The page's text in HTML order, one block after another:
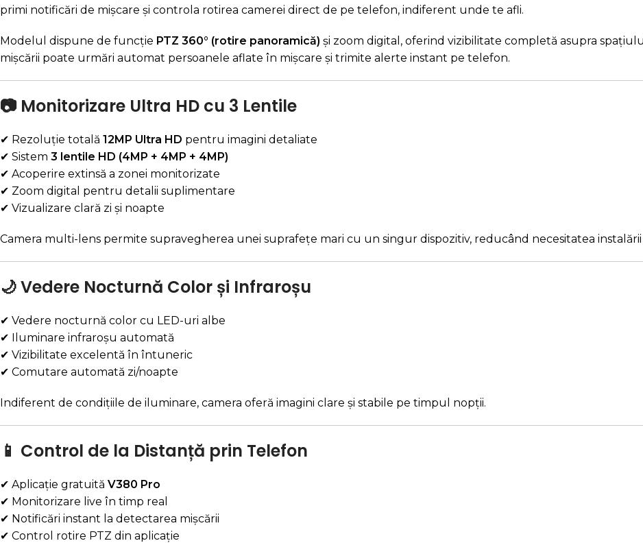
primi notificări de mișcare și controla rotirea camerei direct de pe telefon, indiferent unde te afli.
Modelul dispune de funcție PTZ 360° (rotire panoramică) și zoom digital, oferind vizibilitate completă asupra
mișcării poate urmări automat persoanele aflate în mișcare și trimite alerte instant pe telefon.
📷 Monitorizare Ultra HD cu 3 Lentile
✔ Rezoluție totală 12MP Ultra HD pentru imagini detaliate
✔ Sistem 3 lentile HD (4MP + 4MP + 4MP)
✔ Acoperire extinsă a zonei monitorizate
✔ Zoom digital pentru detalii suplimentare
✔ Vizualizare clară zi și noapte
Camera multi-lens permite supravegherea unei suprafețe mari cu un singur dispozitiv, reducând necesitatea
🌙 Vedere Nocturnă Color și Infraroșu
✔ Vedere nocturnă color cu LED-uri albe
✔ Iluminare infraroșu automată
✔ Vizibilitate excelentă în întuneric
✔ Comutare automată zi/noapte
Indiferent de condițiile de iluminare, camera oferă imagini clare și stabile pe timpul nopții.
📱 Control de la Distanță prin Telefon
✔ Aplicație gratuită V380 Pro
✔ Monitorizare live în timp real
✔ Notificări instant la detectarea mișcării
✔ Control rotire PTZ din aplicație